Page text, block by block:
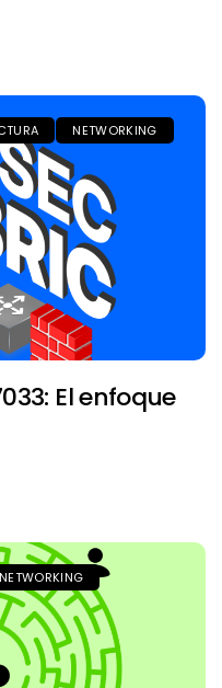
NETWORKING
El enfoque
NETWORKING